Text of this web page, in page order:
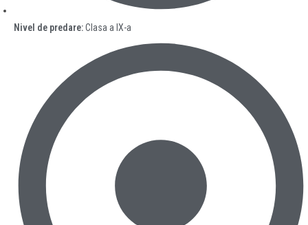
Nivel de predare:Clasa a IX-a